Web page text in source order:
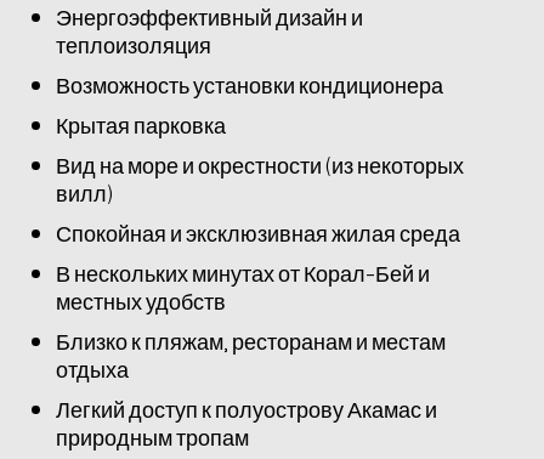
Энергоэффективный дизайн и
теплоизоляция
Возможность установки кондиционера
Крытая парковка
Вид на море и окрестности (из некоторых
вилл)
Спокойная и эксклюзивная жилая среда
В нескольких минутах от Корал-Бей и
местных удобств
Близко к пляжам, ресторанам и местам
отдыха
Легкий доступ к полуострову Акамас и
природным тропам